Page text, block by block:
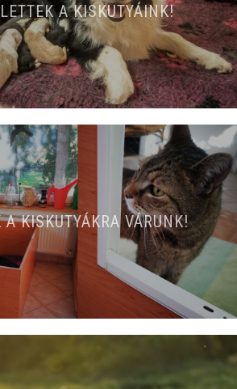
A KISKUTYÁINK!
KISKUTYÁKRA VÁRUNK!